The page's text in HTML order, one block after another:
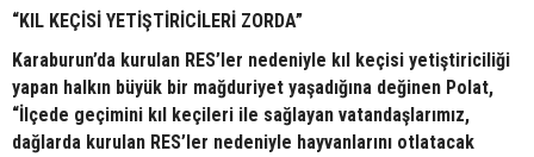
“KIL KEÇİSİ YETİŞTİRİCİLERİ ZORDA”
Karaburun’da kurulan RES’ler nedeniyle kıl keçisi yetiştiriciliği
yapan halkın büyük bir mağduriyet yaşadığına değinen Polat,
“İlçede geçimini kıl keçileri ile sağlayan vatandaşlarımız,
dağlarda kurulan RES’ler nedeniyle hayvanlarını otlatacak